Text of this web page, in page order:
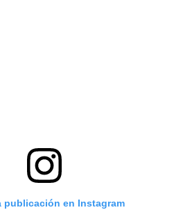
publicación en Instagram